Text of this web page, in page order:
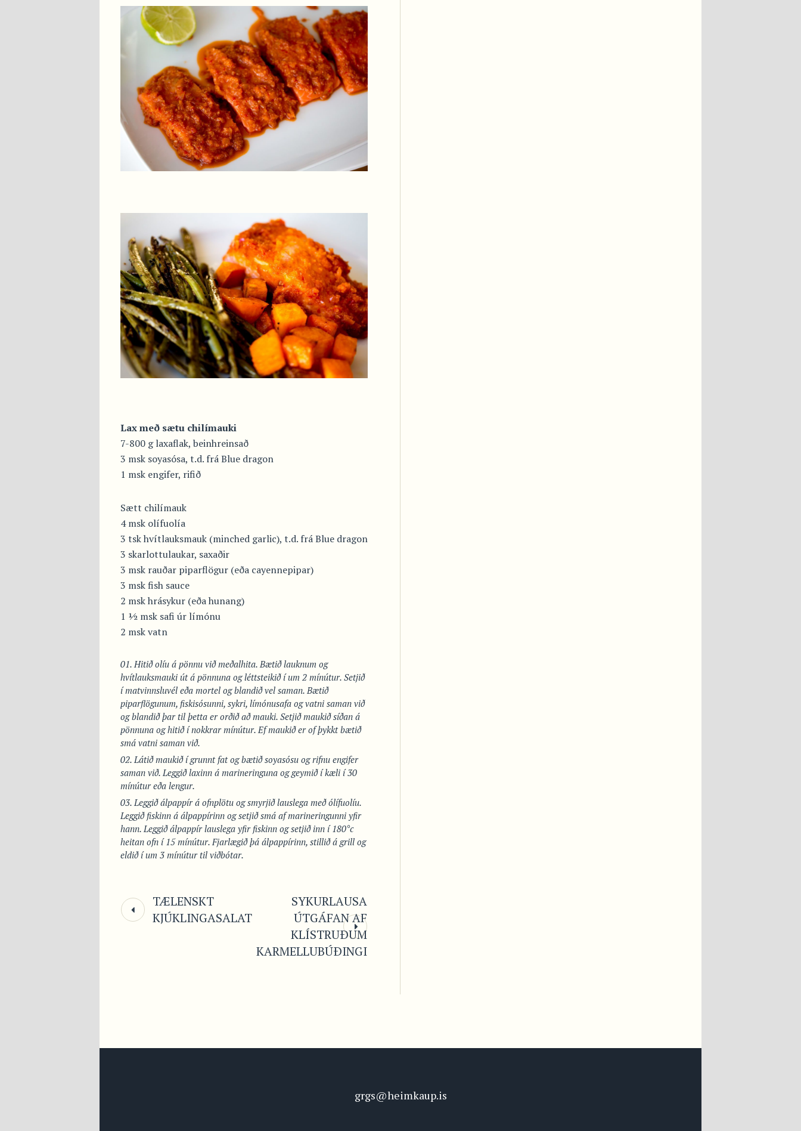
Lax með sætu chilímauki
7-800 g laxaflak, beinhreinsað
3 msk soyasósa, t.d. frá Blue dragon
1 msk engifer, rifið
Sætt chilímauk
4 msk olífuolía
3 tsk hvítlauksmauk (minched garlic), t.d. frá Blue dragon
3 skarlottulaukar, saxaðir
3 msk rauðar piparflögur (eða cayennepipar)
3 msk fish sauce
2 msk hrásykur (eða hunang)
1 ½ msk safi úr límónu
2 msk vatn
Hitið olíu á pönnu við meðalhita. Bætið lauknum og
hvítlauksmauki út á pönnuna og léttsteikið í um 2 mínútur. Setjið
í matvinnsluvél eða mortel og blandið vel saman. Bætið
piparflögunum, fiskisósunni, sykri, límónusafa og vatni saman við
og blandið þar til þetta er orðið að mauki. Setjið maukið síðan á
pönnuna og hitið í nokkrar mínútur. Ef maukið er of þykkt bætið
smá vatni saman við.
Látið maukið í grunnt fat og bætið soyasósu og rifnu engifer
saman við. Leggið laxinn á marineringuna og geymið í kæli í 30
mínútur eða lengur.
Leggið álpappír á ofnplötu og smyrjið lauslega með ólífuolíu.
Leggið fiskinn á álpappírinn og setjið smá af marineringunni yfir
hann. Leggið álpappír lauslega yfir fiskinn og setjið inn í 180°c
heitan ofn í 15 mínútur. Fjarlægið þá álpappírinn, stillið á grill og
eldið í um 3 mínútur til viðbótar.
TÆLENSKT
KJÚKLINGASALAT
SYKURLAUSA
ÚTGÁFAN AF
KLÍSTRUÐUM
KARMELLUBÚÐINGI
grgs@heimkaup.is